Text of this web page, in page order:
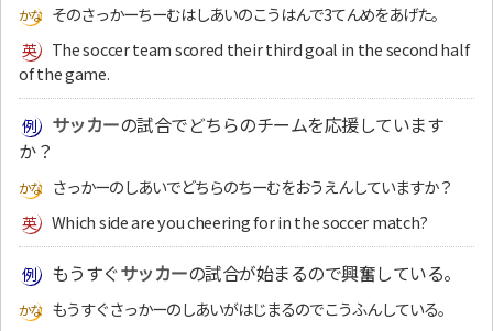
そのさっかーちーむはしあいのこうはんで3てんめをあげた。
The soccer team scored their third goal in the second half
of the game.
サッカーの試合でどちらのチームを応援しています
か？
さっかーのしあいでどちらのちーむをおうえんしていますか？
Which side are you cheering for in the soccer match?
もうすぐサッカーの試合が始まるので興奮している。
もうすぐさっかーのしあいがはじまるのでこうふんしている。